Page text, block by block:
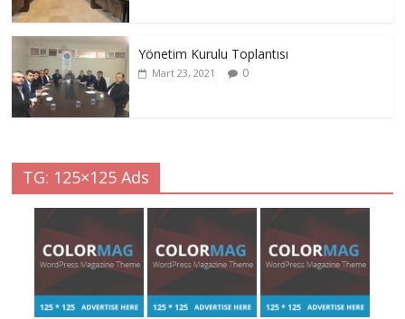
Yönetim Kurulu Toplantısı
Mart 23, 2021 0
TG: 125×125 Ads